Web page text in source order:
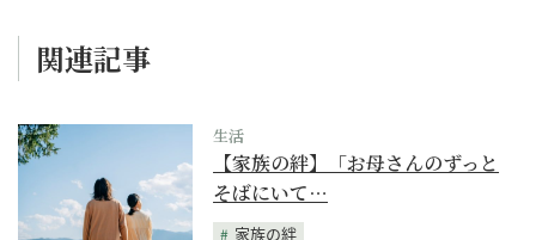
関連記事
生活
【家族の絆】「お母さんのずっと
そばにいて…
家族の絆